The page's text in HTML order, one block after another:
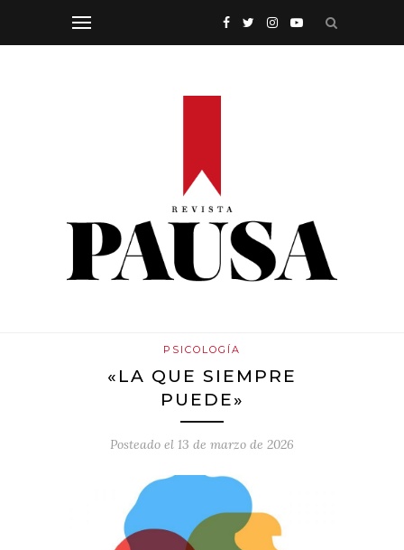
PSICOLOGÍA
«LA QUE SIEMPRE
PUEDE»
Posteado el 13 de marzo de 2026